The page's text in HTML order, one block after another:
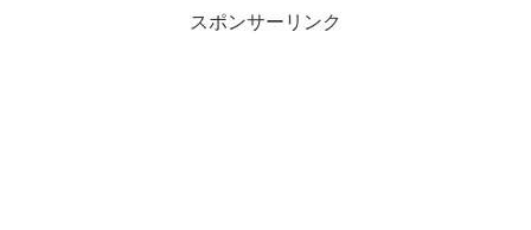
スポンサーリンク